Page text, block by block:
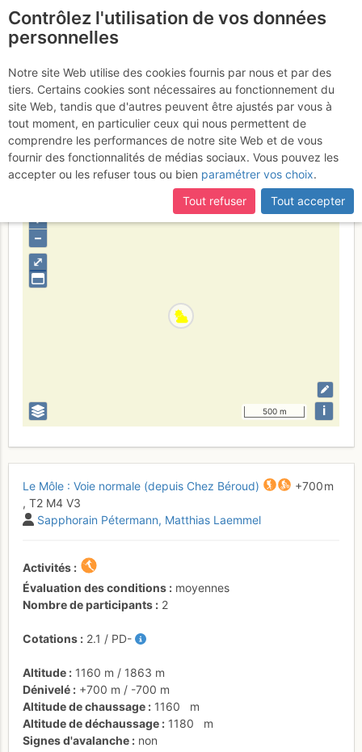
Le Môle : Voie anormale
(mais depuis Chez Béroud)
Mercredi 1 février 2017
Haute-Savoie
⤢
+
–
500 m i
Le Môle : Voie normale (depuis Chez Béroud)
+700 m
, T2 M4 V3
Sapphorain Pétermann Matthias Laemmel
Activités
Évaluation des conditions
moyennes
Nombre de participants
2
Cotations 2.1 / PD-
Altitude 1160 m / 1863 m
Dénivelé
+700 m / -700 m
Altitude de chaussage
1160
m
Altitude de déchaussage
1180
m
Signes d'avalanche
non
Contrôlez l'utilisation de vos données
personnelles
Notre site Web utilise des cookies fournis par nous et par des
tiers. Certains cookies sont nécessaires au fonctionnement du
site Web, tandis que d'autres peuvent être ajustés par vous à
tout moment, en particulier ceux qui nous permettent de
comprendre les performances de notre site Web et de vous
fournir des fonctionnalités de médias sociaux. Vous pouvez les
accepter ou les refuser tous ou bien paramétrer vos choix.
Tout refuser
Tout accepter